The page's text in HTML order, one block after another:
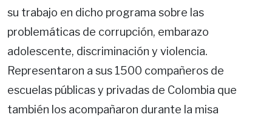
su trabajo en dicho programa sobre las
problemáticas de corrupción, embarazo
adolescente, discriminación y violencia.
Representaron a sus 1500 compañeros de
escuelas públicas y privadas de Colombia que
también los acompañaron durante la misa